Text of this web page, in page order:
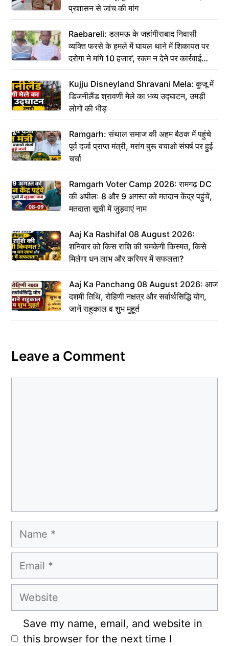
प्रशासन से जांच की मांग
Raebareli: डलमऊ के जहांगीराबाद निवासी
व्यक्ति फरसे के हमले में घायल थाने में शिकायत पर
दरोगा ने मांगे 10 हजार’, रकम न देने पर कार्रवाई
ठंडी!
Kujju Disneyland Shravani Mela: कुजू में
डिजनीलैंड श्रावणी मेले का भव्य उद्घाटन, उमड़ी
लोगों की भीड़
Ramgarh: संथाल समाज की अहम बैठक में पहुंचे
पूर्व दर्जा प्राप्त मंत्री, मरांग बुरू बचाओ संघर्ष पर हुई
चर्चा
Ramgarh Voter Camp 2026: रामगढ़ DC
की अपील: 8 और 9 अगस्त को मतदान केंद्र पहुंचें,
मतदाता सूची में जुड़वाएं नाम
Aaj Ka Rashifal 08 August 2026:
शनिवार को किस राशि की चमकेगी किस्मत, किसे
मिलेगा धन लाभ और करियर में सफलता?
Aaj Ka Panchang 08 August 2026: आज
दशमी तिथि, रोहिणी नक्षत्र और सर्वार्थसिद्धि योग,
जानें राहुकाल व शुभ मुहूर्त
Leave a Comment
Name
Email
Website
Save my name, email, and website in
this browser for the next time I